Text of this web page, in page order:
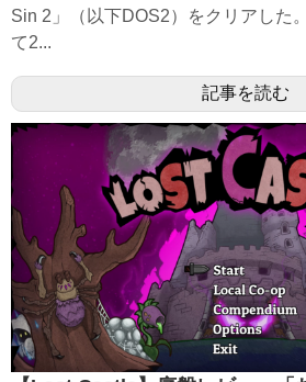
Sin 2」（以下DOS2）をクリアした
て2...
記事を読む